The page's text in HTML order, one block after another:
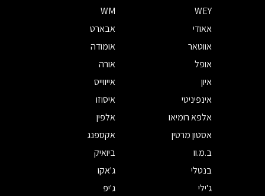
WEY
WM
אאודי
אבארט
אווטאר
אומודה
אופל
אורה
איון
אייווייס
אינפיניטי
איסוזו
אלפא רומיאו
אלפין
אסטון מרטין
אקספנג
ב.מ.וו
ביואיק
בנטלי
ג'אקו
ג'ילי
ג'יפ